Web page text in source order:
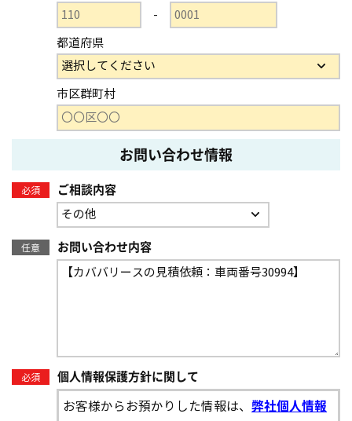
-
都道府県
市区群町村
お問い合わせ情報
必須 ご相談内容
任意 お問い合わせ内容
必須 個人情報保護方針に関して
お客様からお預かりした情報は、 弊社個人情報